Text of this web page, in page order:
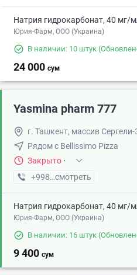
Натрия гидрокарбонат, 40 мг/
Юрия-Фарм, ООО (Украина)
В наличии: 10 штук
24 000 сум
Yasmina pharm 777
г. Ташкент, массив Сергели-
Рядом с Bellissimo Pizza
Закрыто ·
+998 (88) XXX-XX-XX
смотреть
Натрия гидрокарбонат, 40 мг/
Юрия-Фарм, ООО (Украина)
В наличии: 16 штук
9 400 сум